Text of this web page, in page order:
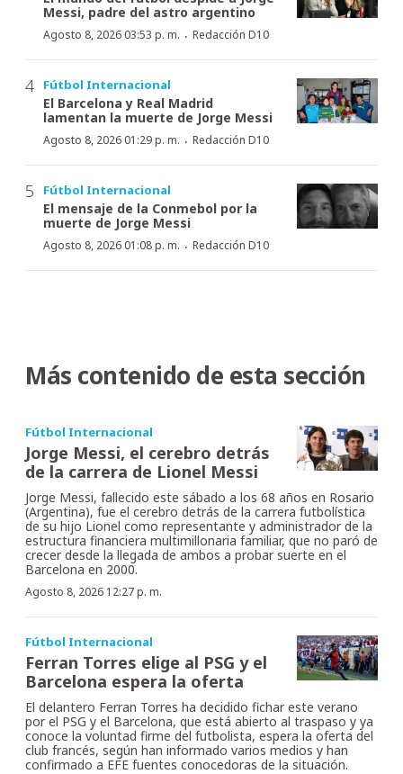
Messi, padre del astro argentino
Agosto 8, 2026 03:53 p. m. · Redacción D10
Fútbol Internacional
El Barcelona y Real Madrid
lamentan la muerte de Jorge Messi
Agosto 8, 2026 01:29 p. m. · Redacción D10
Fútbol Internacional
El mensaje de la Conmebol por la
muerte de Jorge Messi
Agosto 8, 2026 01:08 p. m. · Redacción D10
Más contenido de esta sección
Fútbol Internacional
Jorge Messi, el cerebro detrás
de la carrera de Lionel Messi
Jorge Messi, fallecido este sábado a los 68 años en Rosario
(Argentina), fue el cerebro detrás de la carrera futbolística
de su hijo Lionel como representante y administrador de la
estructura financiera multimillonaria familiar, que no paró de
crecer desde la llegada de ambos a probar suerte en el
Barcelona en 2000.
Agosto 8, 2026 12:27 p. m.
Fútbol Internacional
Ferran Torres elige al PSG y el
Barcelona espera la oferta
El delantero Ferran Torres ha decidido fichar este verano
por el PSG y el Barcelona, que está abierto al traspaso y ya
conoce la voluntad firme del futbolista, espera la oferta del
club francés, según han informado varios medios y han
confirmado a EFE fuentes conocedoras de la situación.